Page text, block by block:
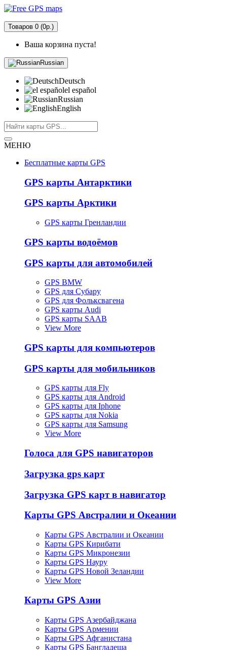
Товаров 0 (0р.)
Ваша корзина пуста!
Russian
Deutsch
el español
Russian
English
МЕНЮ
Бесплатные карты GPS
GPS карты Антарктики
GPS карты Арктики
GPS карты Гренландии
GPS карты водоёмов
GPS карты для автомобилей
GPS BMW
GPS для Субару
GPS для Фольксвагена
GPS карты Audi
GPS карты SAAB
View More
GPS карты для компьютеров
GPS карты для мобильников
GPS карты для Fly
GPS карты для Android
GPS карты для Iphone
GPS карты для Nokia
GPS карты для Samsung
View More
Голоса для GPS навигаторов
Загрузка gps карт
Загрузка GPS карт в навигатор
Карты GPS Австралии и Океании
Карты GPS Австралии и Океании
Карты GPS Кирибати
Карты GPS Микронезии
Карты GPS Науру
Карты GPS Новой Зеландии
View More
Карты GPS Азии
Карты GPS Азербайджана
Карты GPS Армении
Карты GPS Афганистана
Карты GPS Бангладеша